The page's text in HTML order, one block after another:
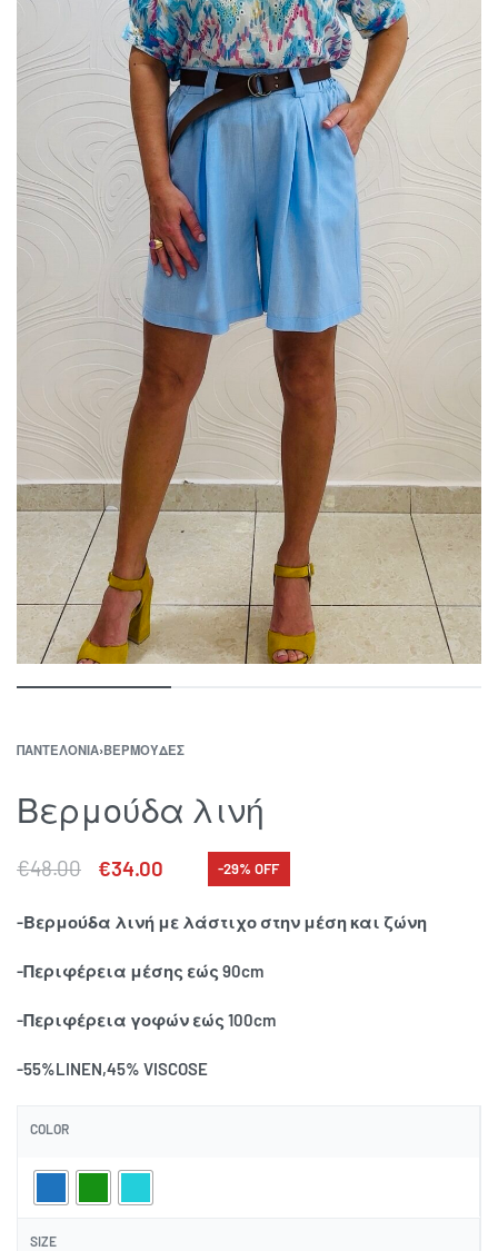
ΠΑΝΤΕΛΟΝΙΑ›ΒΕΡΜΟΥΔΕΣ
Βερμούδα λινή
€48.00 €34.00 -29% OFF
-Βερμούδα λινή με λάστιχο στην μέση και ζώνη
-Περιφέρεια μέσης εώς 90cm
-Περιφέρεια γοφών εώς 100cm
-55%LINEN,45% VISCOSE
COLOR
SIZE